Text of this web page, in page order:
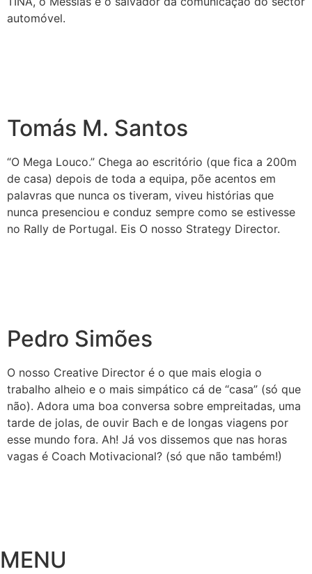
automóvel.
Tomás M. Santos
“O Mega Louco.” Chega ao escritório (que fica a 200m
de casa) depois de toda a equipa, põe acentos em
palavras que nunca os tiveram, viveu histórias que
nunca presenciou e conduz sempre como se estivesse
no Rally de Portugal. Eis O nosso Strategy Director.
Pedro Simões
O nosso Creative Director é o que mais elogia o
trabalho alheio e o mais simpático cá de “casa” (só que
não). Adora uma boa conversa sobre empreitadas, uma
tarde de jolas, de ouvir Bach e de longas viagens por
esse mundo fora. Ah! Já vos dissemos que nas horas
vagas é Coach Motivacional? (só que não também!)
MENU